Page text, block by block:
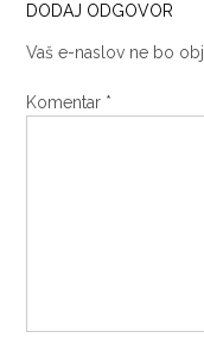
DODAJ ODGOVOR
Vaš e-naslov ne bo
Komentar *